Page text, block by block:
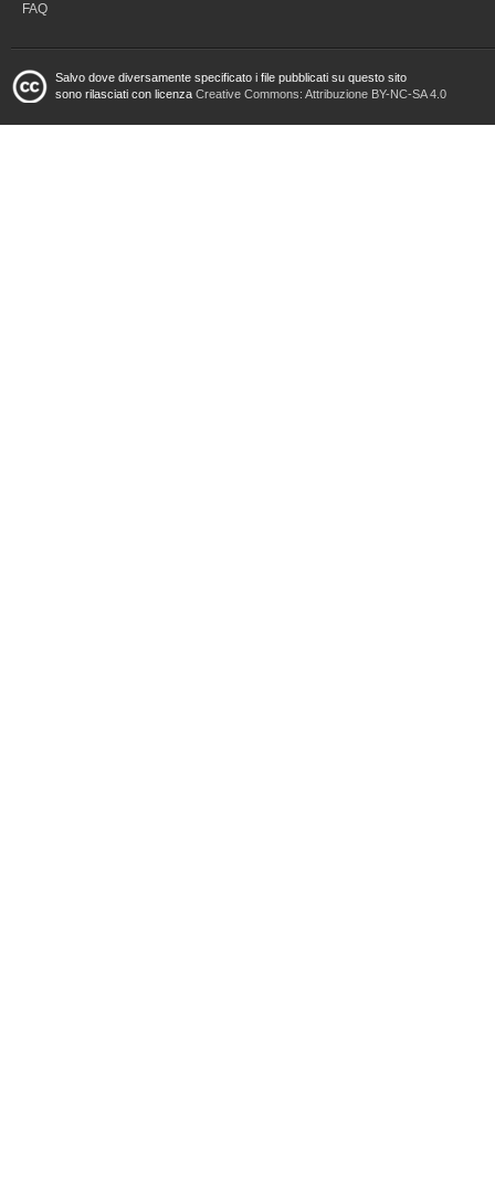
FAQ
Salvo dove diversamente specificato i file pubblicati su questo sito
sono rilasciati con licenza Creative Commons: Attribuzione BY-NC-SA 4.0